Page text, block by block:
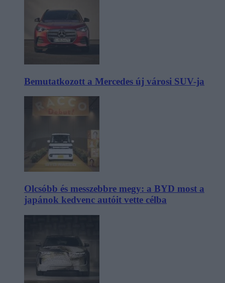
Bemutatkozott a Mercedes új városi SUV-ja
Olcsóbb és messzebbre megy: a BYD most a
japánok kedvenc autóit vette célba